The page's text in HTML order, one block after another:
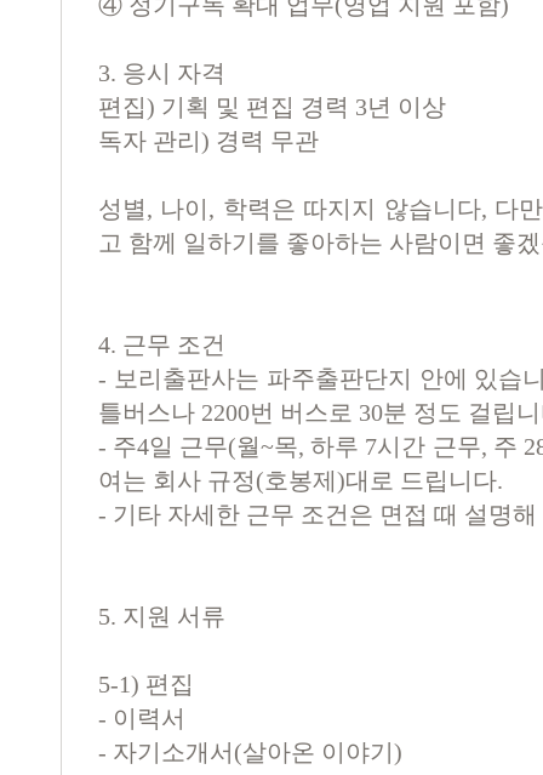
④ 정기구독 확대 업무(영업 지원 포함)
3. 응시 자격
편집) 기획 및 편집 경력 3년 이상
독자 관리) 경력 무관
성별, 나이, 학력은 따지지 않습니다, 다
고 함께 일하기를 좋아하는 사람이면 좋
4. 근무 조건
- 보리출판사는 파주출판단지 안에 있습
틀버스나 2200번 버스로 30분 정도 걸립
- 주4일 근무(월~목, 하루 7시간 근무, 주
여는 회사 규정(호봉제)대로 드립니다.
- 기타 자세한 근무 조건은 면접 때 설명
5. 지원 서류
5-1) 편집
- 이력서
- 자기소개서(살아온 이야기)